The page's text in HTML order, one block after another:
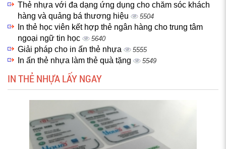
Thẻ nhựa với đa dạng ứng dụng cho chăm sóc khách
hàng và quảng bá thương hiệu
5504
In thẻ học viên kết hợp thẻ ngân hàng cho trung tâm
ngoại ngữ tin học
5640
Giải pháp cho in ấn thẻ nhựa 5555
In ấn thẻ nhựa làm thẻ quà tặng 5549
IN THẺ NHỰA LẤY NGAY